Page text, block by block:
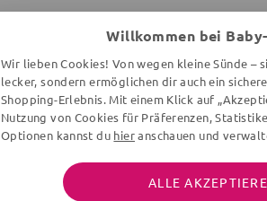
WEITERE ARTIKEL
Willkommen bei
Wir lieben Cookies! Von wegen kleine Sünde –
lecker, sondern ermöglichen dir auch ein
Shopping-Erlebnis. Mit einem Klick auf
Nutzung von Cookies für Präferenzen,
Optionen kannst du hieranschauen und
ALLE